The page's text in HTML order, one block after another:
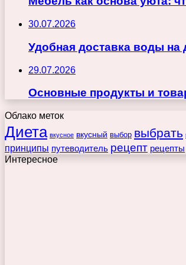
30.07.2026
Удобная доставка воды
29.07.2026
Основные продукты и
Облако меток
Диета вкусное вкусный выбор выбрать
принципы путеводитель рецепт рецепты
Интересное